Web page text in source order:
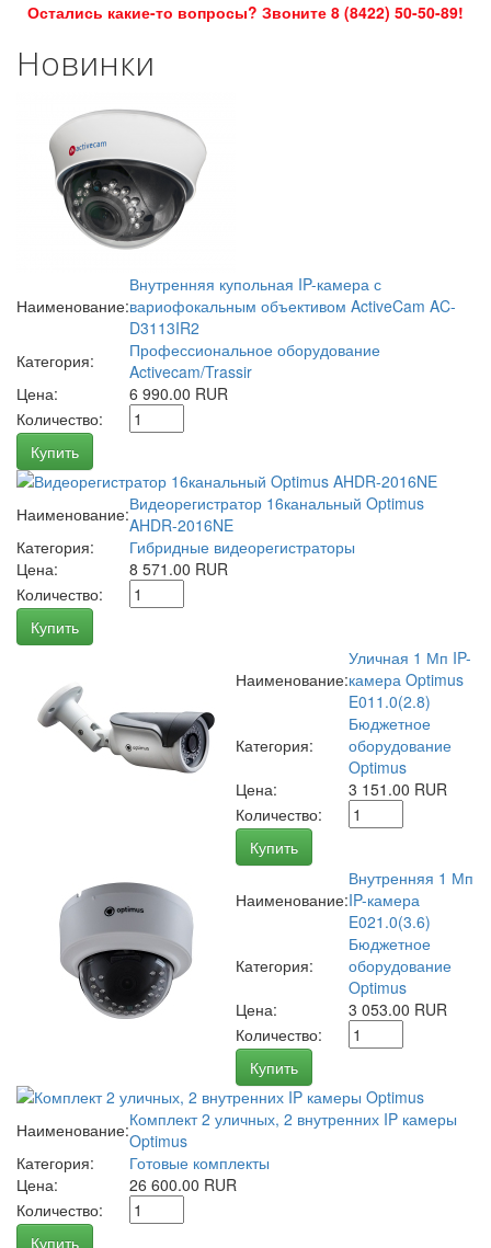
Остались какие-то вопросы? Звоните 8 (8422) 50-50-89!
Новинки
Наименование:
Внутренняя купольная IP-камера с
вариофокальным объективом ActiveCam AC-
D3113IR2
Категория:
Профессиональное оборудование
Activecam/Trassir
Цена:
6 990.00 RUR
Количество:
Купить
Наименование:Видеорегистратор 16канальный Optimus
AHDR-2016NE
Категория:
Гибридные видеорегистраторы
Цена:
8 571.00 RUR
Количество:
Купить
Наименование:
Уличная 1 Мп IP-
камера Optimus
E011.0(2.8)
Категория:
Бюджетное
оборудование
Optimus
Цена:
3 151.00 RUR
Количество:
Купить
Наименование:
Внутренняя 1 Мп
IP-камера
E021.0(3.6)
Категория:
Бюджетное
оборудование
Optimus
Цена:
3 053.00 RUR
Количество:
Купить
Наименование:Комплект 2 уличных, 2 внутренних IP камеры
Optimus
Категория:
Готовые комплекты
Цена:
26 600.00 RUR
Количество:
Купить